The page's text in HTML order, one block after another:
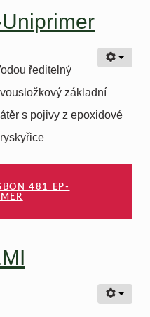
ředitelný
základní
s pojivy z epoxidové
481 EP-